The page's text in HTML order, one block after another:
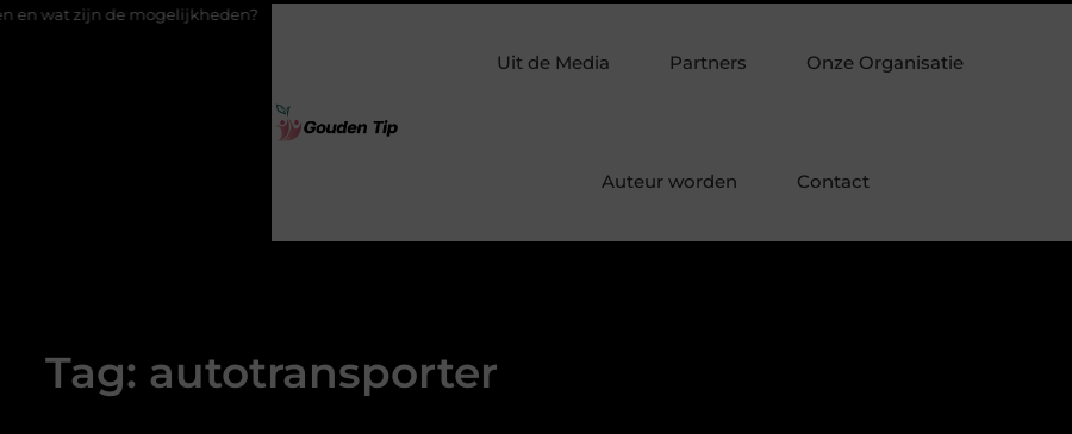
de mogelijkheden? Uw stappenplan naar een nieuwe vloer met luxe laminaat
Uit de Media Partners Onze Organisatie
Auteur worden Contact
Tag: autotransporter